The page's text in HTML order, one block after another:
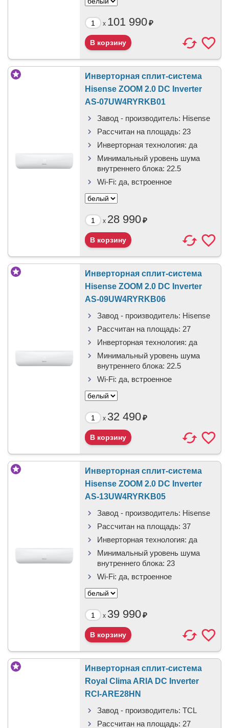
x 101 990₽
Инверторная сплит-система
Hisense ZOOM 2.0 DC Inverter
AS-07UW4RYRKB01
Завод - производитель: Hisense
Рассчитан на площадь: 23
Инверторная технология: да
Минимальный уровень шума
внутреннего блока: 22.5
Wi-Fi: да, встроенное
x 28 990₽
Инверторная сплит-система
Hisense ZOOM 2.0 DC Inverter
AS-09UW4RYRKB06
Завод - производитель: Hisense
Рассчитан на площадь: 27
Инверторная технология: да
Минимальный уровень шума
внутреннего блока: 22.5
Wi-Fi: да, встроенное
x 32 490₽
Инверторная сплит-система
Hisense ZOOM 2.0 DC Inverter
AS-13UW4RYRKB05
Завод - производитель: Hisense
Рассчитан на площадь: 37
Инверторная технология: да
Минимальный уровень шума
внутреннего блока: 23
Wi-Fi: да, встроенное
x 39 990₽
Инверторная сплит-система
Royal Clima ARIA DC Inverter
RCI-ARE28HN
Завод - производитель: TCL
Рассчитан на площадь: 27